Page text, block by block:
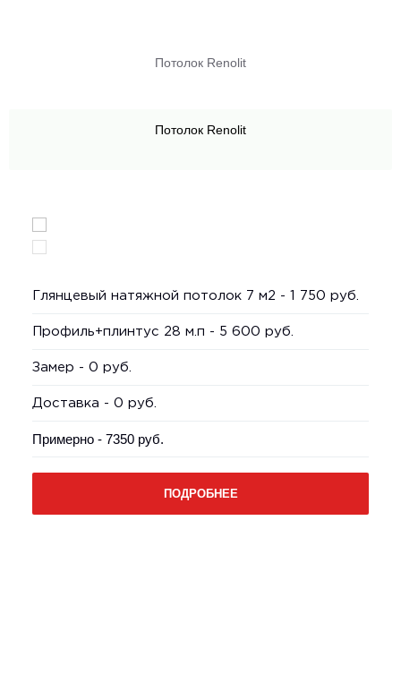
Потолок Renolit
Потолок Renolit
Глянцевый натяжной потолок 7 м2 - 1 750 руб.
Профиль+плинтус 28 м.п - 5 600 руб.
Замер - 0 руб.
Доставка - 0 руб.
Примерно - 7350 руб.
ПОДРОБНЕЕ